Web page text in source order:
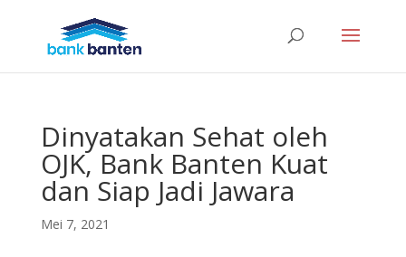
Dinyatakan Sehat oleh
OJK, Bank Banten Kuat
dan Siap Jadi Jawara
Mei 7, 2021